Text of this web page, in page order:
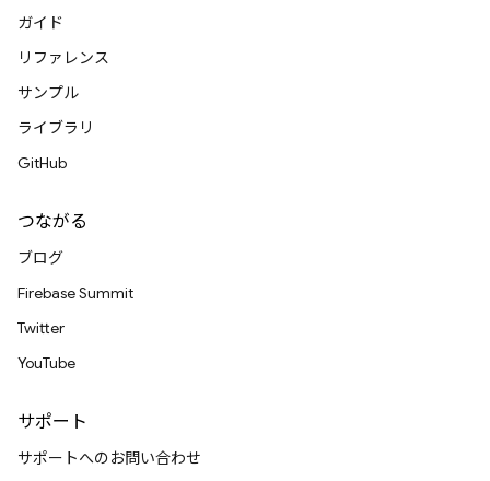
ガイド
リファレンス
サンプル
ライブラリ
GitHub
つながる
ブログ
Firebase Summit
Twitter
YouTube
サポート
サポートへのお問い合わせ